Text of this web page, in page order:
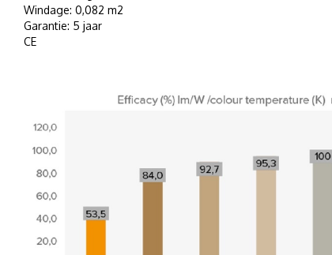
Windage: 0,082 m2
Garantie: 5 jaar
CE